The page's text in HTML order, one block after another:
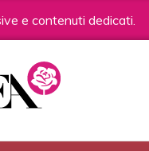
e contenuti dedicati.